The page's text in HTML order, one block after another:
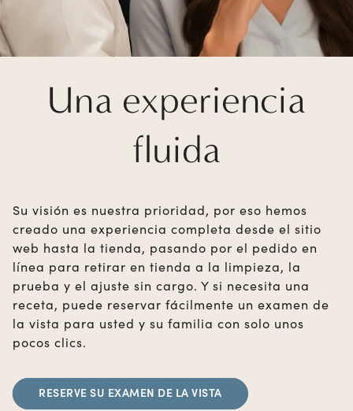
Una experiencia
fluida
Su visión es nuestra prioridad, por eso hemos
creado una experiencia completa desde el sitio
web hasta la tienda, pasando por el pedido en
línea para retirar en tienda a la limpieza, la
prueba y el ajuste sin cargo. Y si necesita una
receta, puede reservar fácilmente un examen de
la vista para usted y su familia con solo unos
pocos clics.
RESERVE SU EXAMEN DE LA VISTA